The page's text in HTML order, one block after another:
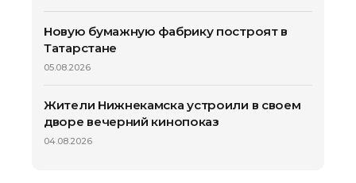
Новую бумажную фабрику построят в
Татарстане
05.08.2026
Жители Нижнекамска устроили в своем
дворе вечерний кинопоказ
04.08.2026